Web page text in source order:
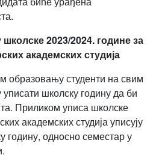
2023/2024. године за
академских студија
образовању студенти на свим
школску годину да би
Приликом уписа школске
академских студија уписују
годину, односно семестар у